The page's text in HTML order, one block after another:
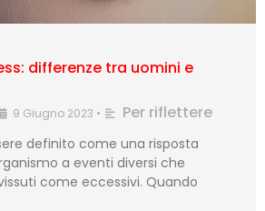
differenze tra uomini e
9 Giugno 2023 • Per riflettere
definito come una risposta
a eventi diversi che
come eccessivi. Quando